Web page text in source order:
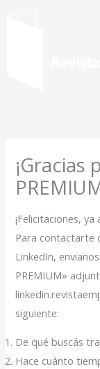
¡Felicitaciones,
Para contactarte
LinkedIn,
PREMIUM»
siguiente:
De qué buscás
Hace cuánto